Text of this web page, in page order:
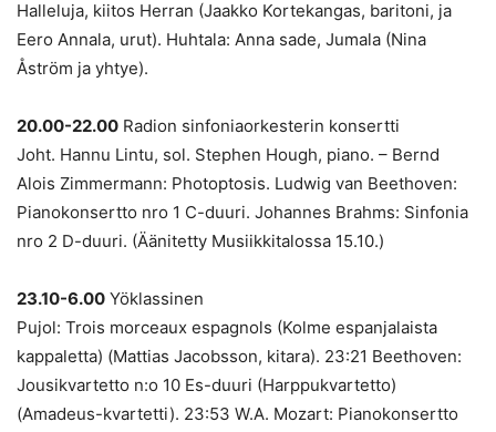
Halleluja, kiitos Herran (Jaakko Kortekangas, baritoni, ja
Eero Annala, urut). Huhtala: Anna sade, Jumala (Nina
Åström ja yhtye).
20.00-22.00 Radion sinfoniaorkesterin konsertti
Joht. Hannu Lintu, sol. Stephen Hough, piano. – Bernd
Alois Zimmermann: Photoptosis. Ludwig van Beethoven:
Pianokonsertto nro 1 C-duuri. Johannes Brahms: Sinfonia
nro 2 D-duuri. (Äänitetty Musiikkitalossa 15.10.)
23.10-6.00 Yöklassinen
Pujol: Trois morceaux espagnols (Kolme espanjalaista
kappaletta) (Mattias Jacobsson, kitara). 23:21 Beethoven:
Jousikvartetto n:o 10 Es-duuri (Harppukvartetto)
(Amadeus-kvartetti). 23:53 W.A. Mozart: Pianokonsertto